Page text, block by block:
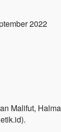
2022
Malifut,